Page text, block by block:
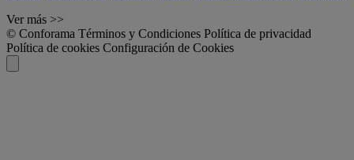
Ver más >>
© Conforama Términos y Condiciones Política de privacidad
Política de cookies Configuración de Cookies